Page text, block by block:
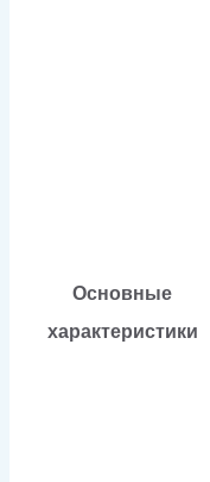
Основные
характеристики